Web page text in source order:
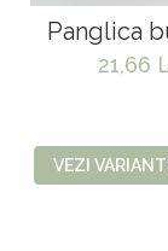
Panglica
45.7221,66
VEZI